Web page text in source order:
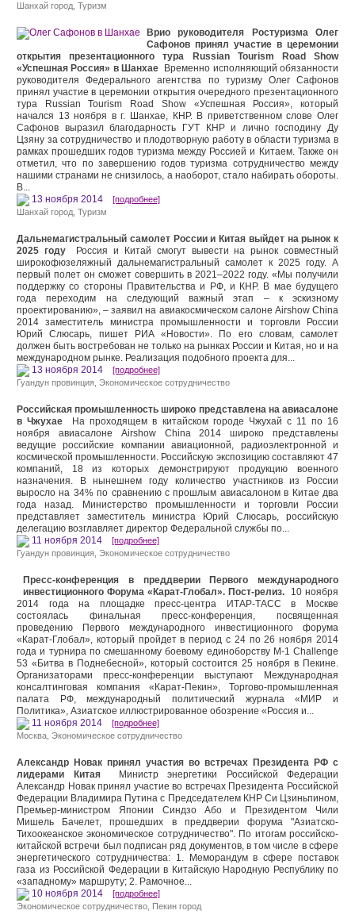
Шанхай город Туризм
Врио руководителя Ростуризма Олег
Сафонов принял участие в церемонии
открытия презентационного тура Russian Tourism Road Show
«Успешная Россия» в Шанхае Временно исполняющий обязанности
руководителя Федерального агентства по туризму Олег Сафонов
принял участие в церемонии открытия очередного презентационного
тура Russian Tourism Road Show «Успешная Россия», который
начался 13 ноября в г. Шанхае, КНР. В приветственном слове Олег
Сафонов выразил благодарность ГУТ КНР и лично господину Ду
Цзяну за сотрудничество и плодотворную работу в области туризма в
рамках прошедших годов туризма между Россией и Китаем. Также он
отметил, что по завершению годов туризма сотрудничество между
нашими странами не снизилось, а наоборот, стало набирать обороты.
В...
13 ноября 2014 [подробнее]
Шанхай город Туризм
Дальнемагистральный самолет России и Китая выйдет на рынок к
2025 годуРоссия и Китай смогут вывести на рынок совместный
широкофюзеляжный дальнемагистральный самолет к 2025 году. А
первый полет он сможет совершить в 2021–2022 году. «Мы получили
поддержку со стороны Правительства и РФ, и КНР. В мае будущего
года переходим на следующий важный этап – к эскизному
проектированию», – заявил на авиакосмическом салоне Airshow China
2014 заместитель министра промышленности и торговли России
Юрий Слюсарь, пишет РИА «Новости». По его словам, самолет
должен быть востребован не только на рынках России и Китая, но и на
международном рынке. Реализация подобного проекта для...
13 ноября 2014 [подробнее]
Гуандун провинция Экономическое сотрудничество
Российская промышленность широко представлена на авиасалоне
в Чжухае На проходящем в китайском городе Чжухай c 11 по 16
ноября авиасалоне Airshow China 2014 широко представлены
ведущие российские компании авиационной, радиоэлектронной и
космической промышленности. Российскую экспозицию составляют 47
компаний, 18 из которых демонстрируют продукцию военного
назначения. В нынешнем году количество участников из России
выросло на 34% по сравнению с прошлым авиасалоном в Китае два
года назад. Министерство промышленности и торговли России
представляет заместитель министра Юрий Слюсарь, российскую
делегацию возглавляет директор Федеральной службы по...
11 ноября 2014 [подробнее]
Гуандун провинция Экономическое сотрудничество
Пресс-конференция в преддверии Первого международного
инвестиционного Форума «Карат-Глобал». Пост-релиз. 10 ноября
2014 года на площадке пресс-центра ИТАР-ТАСС в Москве
состоялась финальная пресс-конференция, посвященная
проведению Первого международного инвестиционного форума
«Карат-Глобал», который пройдет в период с 24 по 26 ноября 2014
года и турнира по смешанному боевому единоборству M-1 Challenge
53 «Битва в Поднебесной», который состоится 25 ноября в Пекине.
Организаторами пресс-конференции выступают Международная
консалтинговая компания «Карат-Пекин», Торгово-промышленная
палата РФ, международный политический журнала «МИР и
Политика», Азиатское иллюстрированное обозрение «Россия и...
11 ноября 2014 [подробнее]
Москва Экономическое сотрудничество
Александр Новак принял участия во встречах Президента РФ с
лидерами КитаяМинистр энергетики Российской Федерации
Александр Новак принял участие во встречах Президента Российской
Федерации Владимира Путина с Председателем КНР Си Цзиньпином,
Премьер-министром Японии Синдзо Або и Президентом Чили
Мишель Бачелет, прошедших в преддверии форума "Азиатско-
Тихоокеанское экономическое сотрудничество". По итогам российско-
китайской встречи был подписан ряд документов, в том числе в сфере
энергетического сотрудничества: 1. Меморандум в сфере поставок
газа из Российской Федерации в Китайскую Народную Республику по
«западному» маршруту; 2. Рамочное...
10 ноября 2014 [подробнее]
Экономическое сотрудничество Пекин город